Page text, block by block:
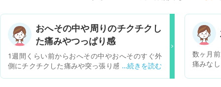
おへその中や周りのチクチクし
た痛みやつっぱり感
1週間くらい前からおへその中やおへそのすぐ外
側にチクチクした痛みや突っ張り感が出るように
数ヶ月
痛みな